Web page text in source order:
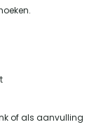
of als aanvulling